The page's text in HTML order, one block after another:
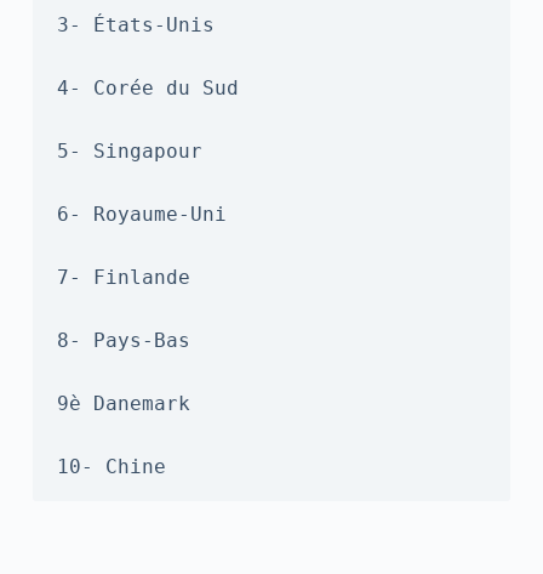
3- États-Unis
4- Corée du Sud
5- Singapour
6- Royaume-Uni
7- Finlande
8- Pays-Bas
9è Danemark
10- Chine